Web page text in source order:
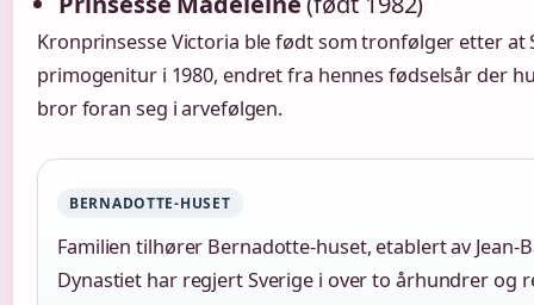
Kronprinsesse Victoria ble født som tronfølger etter
primogenitur i 1980, endret fra hennes fødselsår der
bror foran seg i arvefølgen.
BERNADOTTE-HUSET
Familien tilhører Bernadotte-huset, etablert av Jean-
Dynastiet har regjert Sverige i over to århundrer og